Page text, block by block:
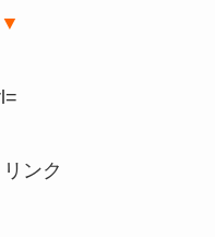
ンク